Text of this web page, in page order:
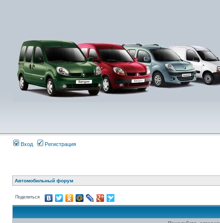
Вход Регистрация
Автомобильный форум
Поделиться